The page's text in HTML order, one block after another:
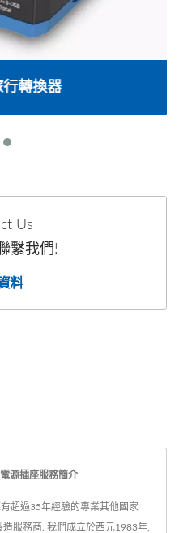
轉換器
Us
繫我們!
料
源插座服務簡介
超過35年經驗的專業其他國家
服務商. 我們成立於西元1983年,